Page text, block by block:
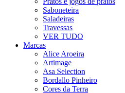
Saboneteira
Saladeiras
Travessas
VER TUDO
Marcas
Alice Aroeira
Artimage
Asa Selection
Bordallo Pinheiro
Cores da Terra